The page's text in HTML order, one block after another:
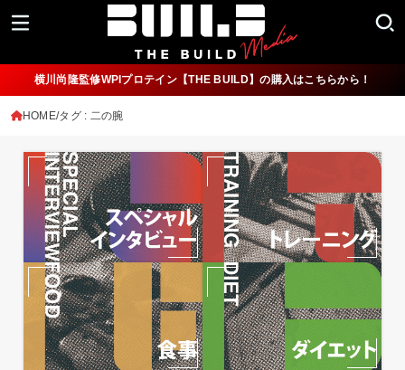
横川尚隆監修WPIプロテイン【THE BUILD】の購入はこちらから！
HOME タグ : 二の腕